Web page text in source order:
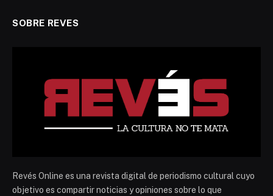
SOBRE REVES
Revés Online es una revista digital de periodismo cultural cuyo
objetivo es compartir noticias y opiniones sobre lo que